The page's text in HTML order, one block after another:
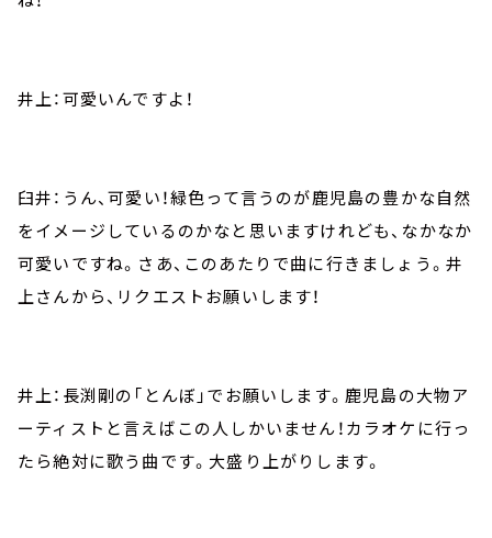
井上：可愛いんですよ！
臼井：うん、可愛い！緑色って言うのが鹿児島の豊かな自然
をイメージしているのかなと思いますけれども、なかなか
可愛いですね。さあ、このあたりで曲に行きましょう。井
上さんから、リクエストお願いします！
井上：長渕剛の「とんぼ」でお願いします。鹿児島の大物ア
ーティストと言えばこの人しかいません！カラオケに行っ
たら絶対に歌う曲です。大盛り上がりします。